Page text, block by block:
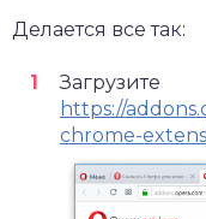
Делается все так:
Загрузите
https://
chrome-